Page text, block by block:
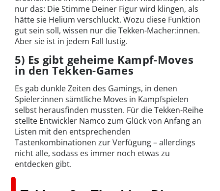
nur das: Die Stimme Deiner Figur wird klingen, als
hätte sie Helium verschluckt. Wozu diese Funktion
gut sein soll, wissen nur die Tekken-Macher:innen.
Aber sie ist in jedem Fall lustig.
5) Es gibt geheime Kampf-Moves
in den Tekken-Games
Es gab dunkle Zeiten des Gamings, in denen
Spieler:innen sämtliche Moves in Kampfspielen
selbst herausfinden mussten. Für die Tekken-Reihe
stellte Entwickler Namco zum Glück von Anfang an
Listen mit den entsprechenden
Tastenkombinationen zur Verfügung – allerdings
nicht alle, sodass es immer noch etwas zu
entdecken gibt.